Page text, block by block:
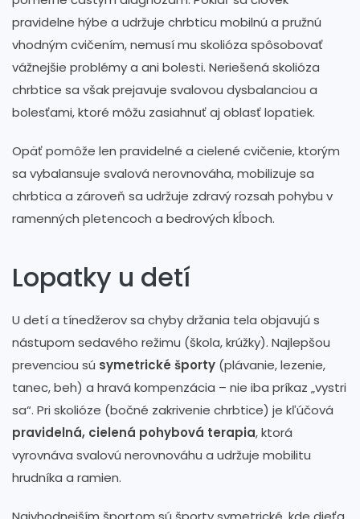
pravidelne hýbe a udržuje chrbticu mobilnú a pružnú
vhodným cvičením, nemusí mu skolióza spôsobovať
vážnejšie problémy a ani bolesti. Neriešená skolióza
chrbtice sa však prejavuje svalovou dysbalanciou a
bolesťami, ktoré môžu zasiahnuť aj oblasť lopatiek.
Opäť pomôže len pravidelné a cielené cvičenie, ktorým
sa vybalansuje svalová nerovnováha, mobilizuje sa
chrbtica a zároveň sa udržuje zdravý rozsah pohybu v
ramenných pletencoch a bedrových kĺboch.
Lopatky u detí
U detí a tínedžerov sa chyby držania tela objavujú s
nástupom sedavého režimu (škola, krúžky). Najlepšou
prevenciou sú symetrické športy (plávanie, lezenie,
tanec, beh) a hravá kompenzácia – nie iba príkaz „vystri
sa“. Pri skolióze (bočné zakrivenie chrbtice) je kľúčová
pravidelná, cielená pohybová terapia, ktorá
vyrovnáva svalovú nerovnováhu a udržuje mobilitu
hrudníka a ramien.